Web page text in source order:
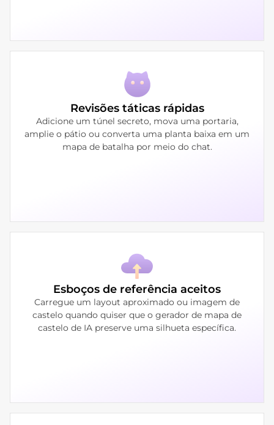
Revisões táticas rápidas
Adicione um túnel secreto, mova uma portaria,
amplie o pátio ou converta uma planta baixa em um
mapa de batalha por meio do chat.
Esboços de referência aceitos
Carregue um layout aproximado ou imagem de
castelo quando quiser que o gerador de mapa de
castelo de IA preserve uma silhueta específica.